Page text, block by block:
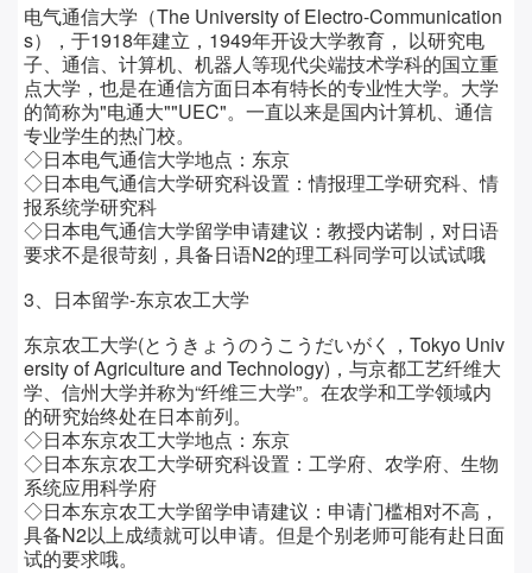
电气通信大学（The University of Electro-Communication
s），于1918年建立，1949年开设大学教育， 以研究电
子、通信、计算机、机器人等现代尖端技术学科的国立重
点大学，也是在通信方面日本有特长的专业性大学。 大学
的简称为"电通大""UEC"。 一直以来是国内计算机、通信
专业学生的热门校。
◇日本电气通信大学地点： 东京
◇日本电气通信大学研究科设置：情报理工学研究科、情
报系统学研究科
◇日本电气通信大学留学申请建议： 教授内诺制，对日语
要求不是很苛刻，具备日语N2的理工科同学可以试试哦
3、日本留学-东京农工大学
东京农工大学(とうきょうのうこうだいがく，Tokyo Univ
ersity of Agriculture and Technology)，与京都工艺纤维大
学、信州大学并称为“纤维三大学”。在农学和工学领域内
的研究始终处在日本前列。
◇日本东京农工大学地点： 东京
◇日本东京农工大学研究科设置： 工学府、农学府、生物
系统应用科学府
◇日本东京农工大学留学申请建议： 申请门槛相对不高，
具备N2以上成绩就可以申请。但是个别老师可能有赴日面
试的要求哦。